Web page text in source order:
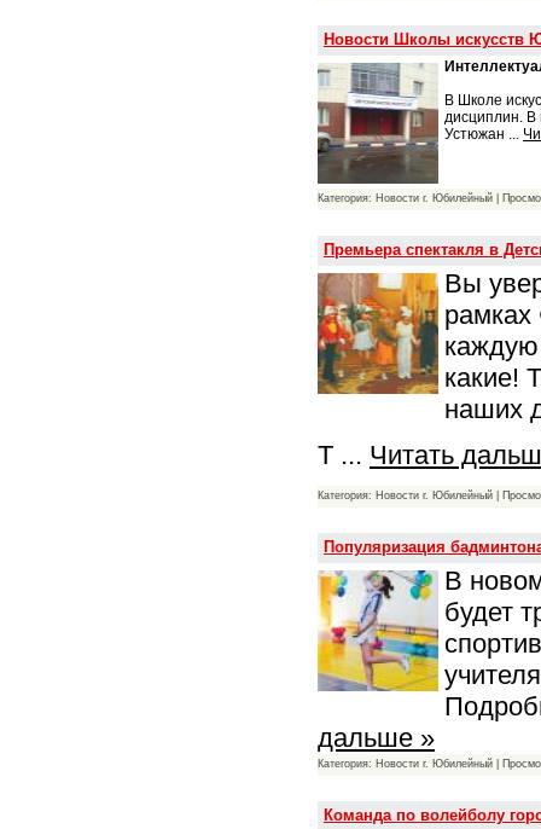
Новости Школы искусств
В Школе
дисциплин.
Устюжан ...
Категория: Новости г. Юбилейный |
Премьера спектакля в
Вы
какие!
наших
Т ... Читать
Категория: Новости г. Юбилейный |
Популяризация
В
будет
дальше »
Категория: Новости г. Юбилейный |
Команда по волейболу